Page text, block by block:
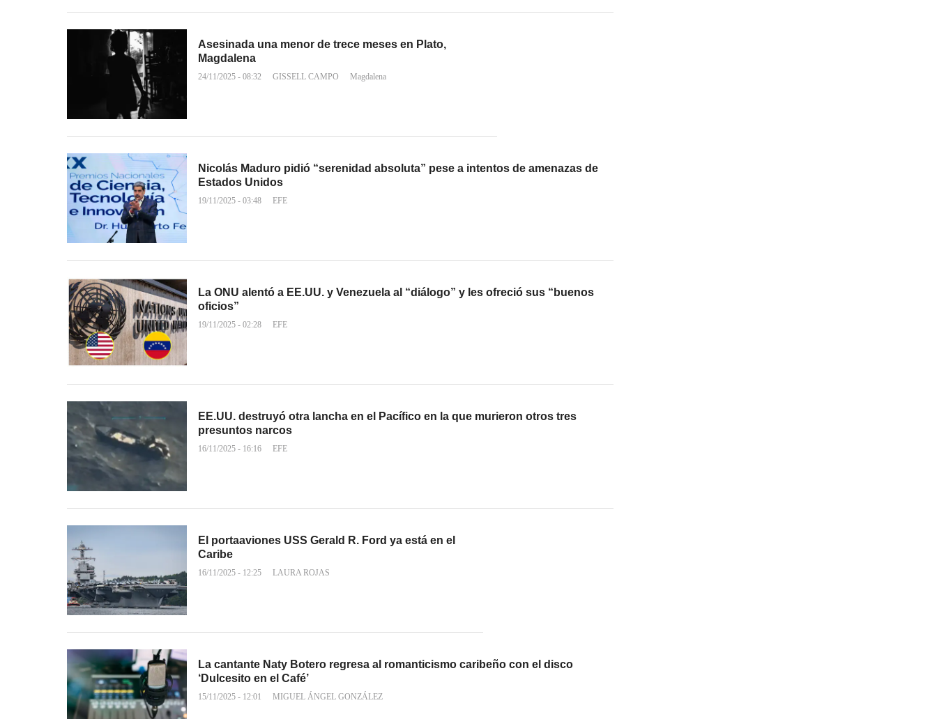
Asesinada una menor de trece meses en Plato,
Magdalena
24/11/2025 - 08:32 GISSELL CAMPO Magdalena
Nicolás Maduro pidió “serenidad absoluta” pese a intentos de amenazas de
Estados Unidos
19/11/2025 - 03:48 EFE
La ONU alentó a EE.UU. y Venezuela al “diálogo” y les ofreció sus “buenos
oficios”
19/11/2025 - 02:28 EFE
EE.UU. destruyó otra lancha en el Pacífico en la que murieron otros tres
presuntos narcos
16/11/2025 - 16:16 EFE
El portaaviones USS Gerald R. Ford ya está en el
Caribe
16/11/2025 - 12:25 LAURA ROJAS
La cantante Naty Botero regresa al romanticismo caribeño con el disco
‘Dulcesito en el Café’
15/11/2025 - 12:01 MIGUEL ÁNGEL GONZÁLEZ